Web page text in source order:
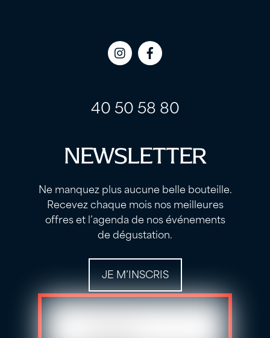
Icon
Icon
40 50 58 80
NEWSLETTER
Ne manquez plus aucune belle bouteille.
Recevez chaque mois nos meilleures
offres et l’agenda de nos événements
de dégustation.
JE M’INSCRIS